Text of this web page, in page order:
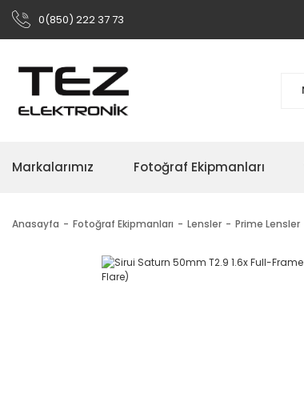
0(850) 222 37 73
Markalarımız Fotoğraf Ekipmanları
Anasayfa Fotoğraf Ekipmanları Lensler Prime Lensler